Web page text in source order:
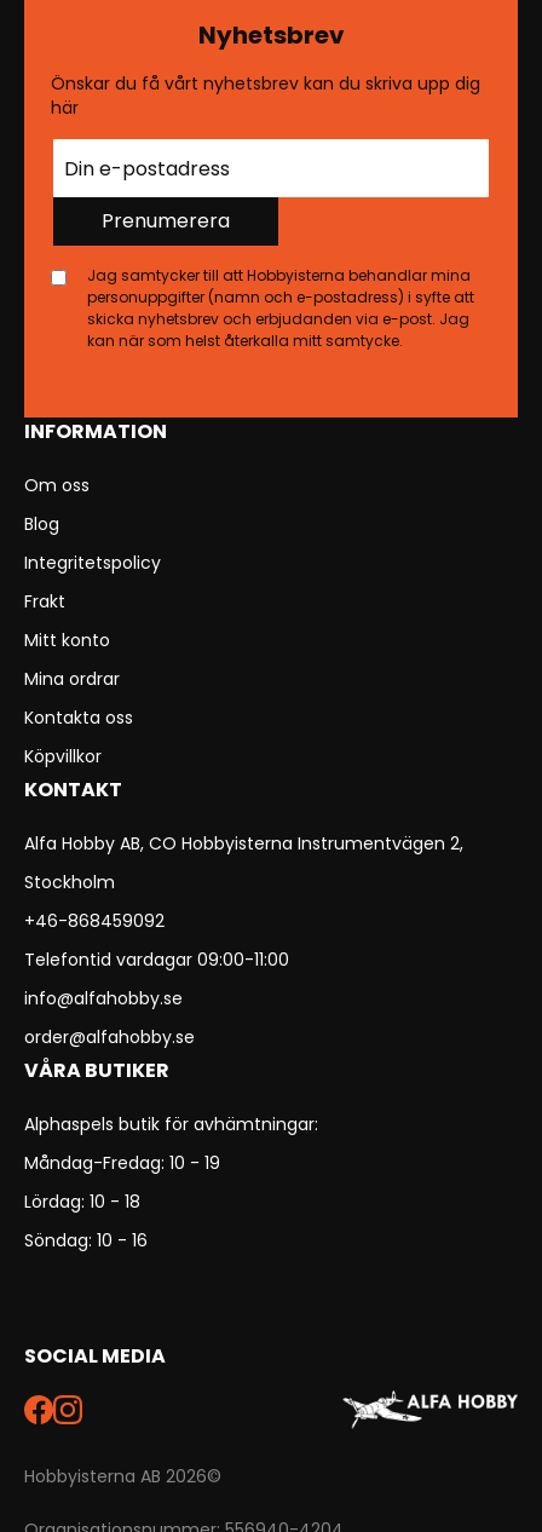
INFORMATION
Om oss
Blog
Integritetspolicy
Frakt
Mitt konto
Mina ordrar
Kontakta oss
Köpvillkor
KONTAKT
Alfa Hobby AB, CO Hobbyisterna Instrumentvägen 2,
Stockholm
+46-868459092
Telefontid vardagar 09:00-11:00
info@alfahobby.se
order@alfahobby.se
VÅRA BUTIKER
Alphaspels butik för avhämtningar:
Måndag-Fredag: 10 - 19
Lördag: 10 - 18
Söndag: 10 - 16
SOCIAL MEDIA
Nyhetsbrev
Önskar du få vårt nyhetsbrev kan du skriva upp dig
här
Prenumerera
Jag samtycker till att Hobbyisterna behandlar mina
personuppgifter (namn och e-postadress) i syfte att
skicka nyhetsbrev och erbjudanden via e-post. Jag
kan när som helst återkalla mitt samtycke.
Hobbyisterna AB 2026©